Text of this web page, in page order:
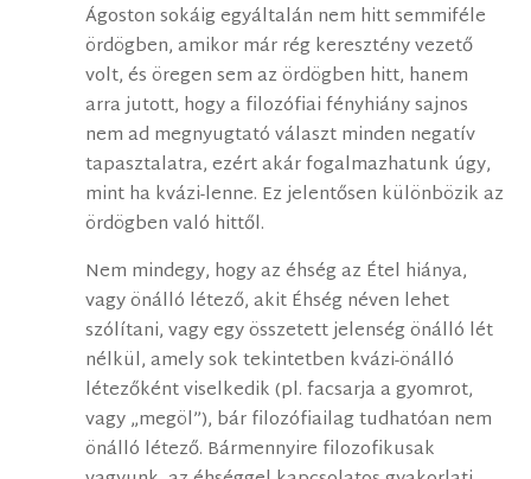
Ágoston sokáig egyáltalán nem hitt semmiféle
ördögben, amikor már rég keresztény vezető
volt, és öregen sem az ördögben hitt, hanem
arra jutott, hogy a filozófiai fényhiány sajnos
nem ad megnyugtató választ minden negatív
tapasztalatra, ezért akár fogalmazhatunk úgy,
mint ha kvázi-lenne. Ez jelentősen különbözik az
ördögben való hittől.
Nem mindegy, hogy az éhség az Étel hiánya,
vagy önálló létező, akit Éhség néven lehet
szólítani, vagy egy összetett jelenség önálló lét
nélkül, amely sok tekintetben kvázi-önálló
létezőként viselkedik (pl. facsarja a gyomrot,
vagy „megöl”), bár filozófiailag tudhatóan nem
önálló létező. Bármennyire filozofikusak